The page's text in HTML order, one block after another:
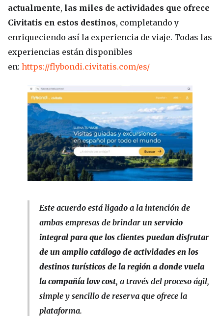
actualmente, las miles de actividades que ofrece
Civitatis en estos destinos, completando y
enriqueciendo así la experiencia de viaje. Todas las
experiencias están disponibles
en: https://flybondi.civitatis.com/es/
Este acuerdo está ligado a la intención de
ambas empresas de brindar un servicio
integral para que los clientes puedan disfrutar
de un amplio catálogo de actividades en los
destinos turísticos de la región a donde vuela
la compañía low cost, a través del proceso ágil,
simple y sencillo de reserva que ofrece la
plataforma.